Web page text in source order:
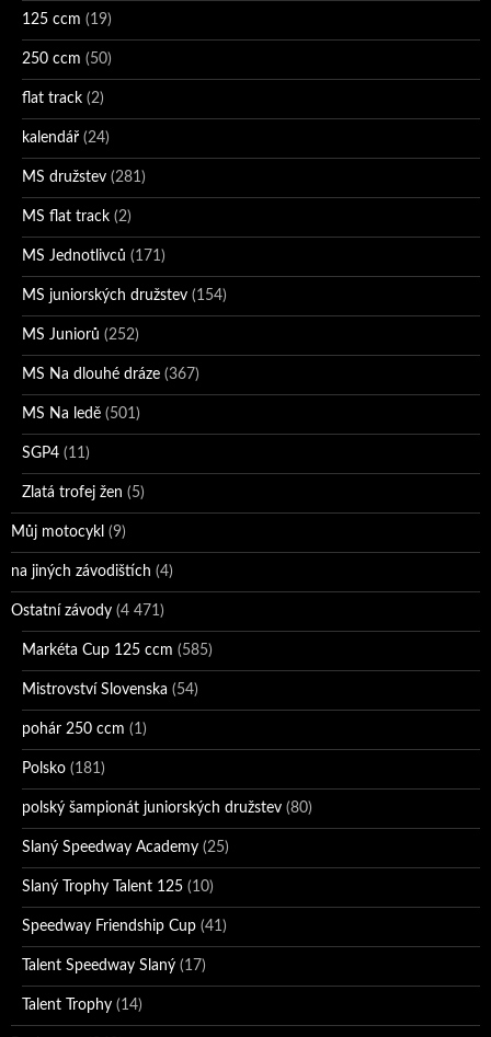
125 ccm (19)
250 ccm (50)
flat track (2)
kalendář (24)
MS družstev (281)
MS flat track (2)
MS Jednotlivců (171)
MS juniorských družstev (154)
MS Juniorů (252)
MS Na dlouhé dráze (367)
MS Na ledě (501)
SGP4 (11)
Zlatá trofej žen (5)
Můj motocykl (9)
na jiných závodištích (4)
Ostatní závody (4 471)
Markéta Cup 125 ccm (585)
Mistrovství Slovenska (54)
pohár 250 ccm (1)
Polsko (181)
polský šampionát juniorských družstev (80)
Slaný Speedway Academy (25)
Slaný Trophy Talent 125 (10)
Speedway Friendship Cup (41)
Talent Speedway Slaný (17)
Talent Trophy (14)